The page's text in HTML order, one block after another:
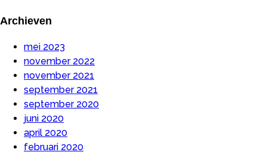
Archieven
mei 2023
november 2022
november 2021
september 2021
september 2020
juni 2020
april 2020
februari 2020